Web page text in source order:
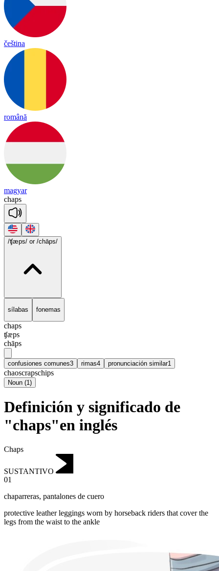
čeština
română
magyar
chaps
/ʧæps/ or /chāps/
sílabas fonemas
chaps
ʧæps
chāps
confusiones comunes3 rimas4 pronunciación similar1
chaoscrapschips
Noun (1)
Definición y significado de
"chaps"en inglés
Chaps
SUSTANTIVO
01
chaparreras, pantalones de cuero
protective leather leggings worn by horseback riders that cover the
legs from the waist to the ankle